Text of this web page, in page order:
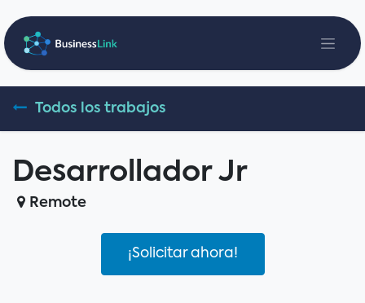
Todos los trabajos
Desarrollador Jr
Remote
¡Solicitar ahora!